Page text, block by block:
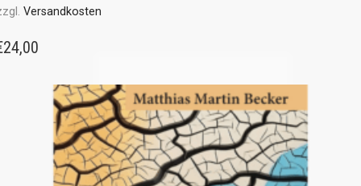
Versandkosten
24,00